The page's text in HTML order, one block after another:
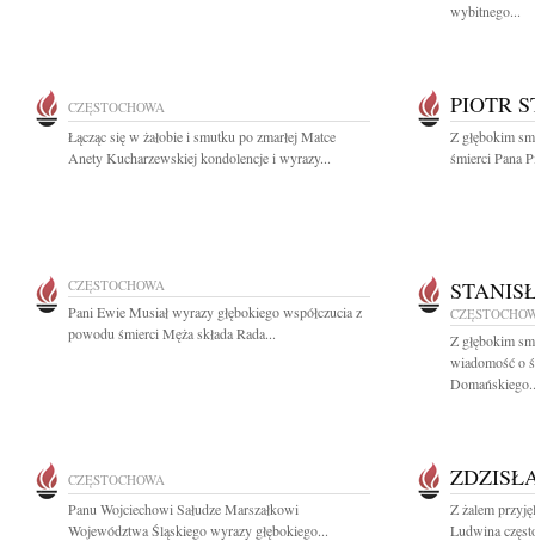
wybitnego...
CZĘSTOCHOWA
Łącząc się w żałobie i smutku po zmarłej Matce
Anety Kucharzewskiej kondolencje i wyrazy...
PIOTR
Z głębokim
śmierci Pana
CZĘSTOCHOWA
Pani Ewie Musiał wyrazy głębokiego współczucia z
powodu śmierci Męża składa Rada...
Z głębokim
wiadomość o
CZĘSTOCHOWA
Panu Wojciechowi Sałudze Marszałkowi
Województwa Śląskiego wyrazy głębokiego...
Z żalem
Ludwina